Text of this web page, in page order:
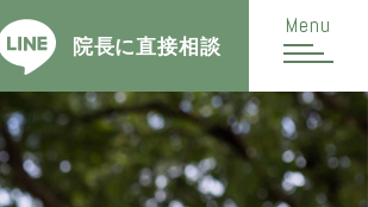
院長に直接相談
Menu